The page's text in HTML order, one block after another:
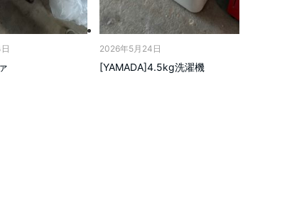
2026年5月24日
[YAMADA]4.5kg洗濯機